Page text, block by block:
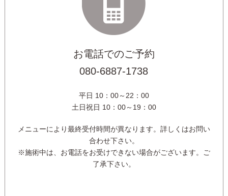
お電話でのご予約
080-6887-1738
平日 10：00～22：00
土日祝日 10：00～19：00
メニューにより最終受付時間が異なります。詳しくはお問い
合わせ下さい。
※施術中は、お電話をお受けできない場合がございます。ご
了承下さい。